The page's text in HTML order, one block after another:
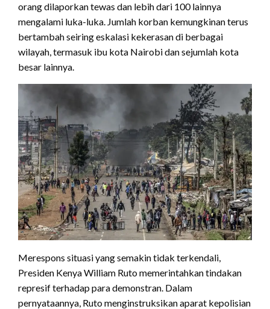
orang dilaporkan tewas dan lebih dari 100 lainnya
mengalami luka-luka. Jumlah korban kemungkinan terus
bertambah seiring eskalasi kekerasan di berbagai
wilayah, termasuk ibu kota Nairobi dan sejumlah kota
besar lainnya.
Merespons situasi yang semakin tidak terkendali,
Presiden Kenya William Ruto memerintahkan tindakan
represif terhadap para demonstran. Dalam
pernyataannya, Ruto menginstruksikan aparat kepolisian